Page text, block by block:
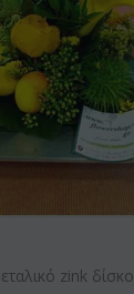
zink δίσκο